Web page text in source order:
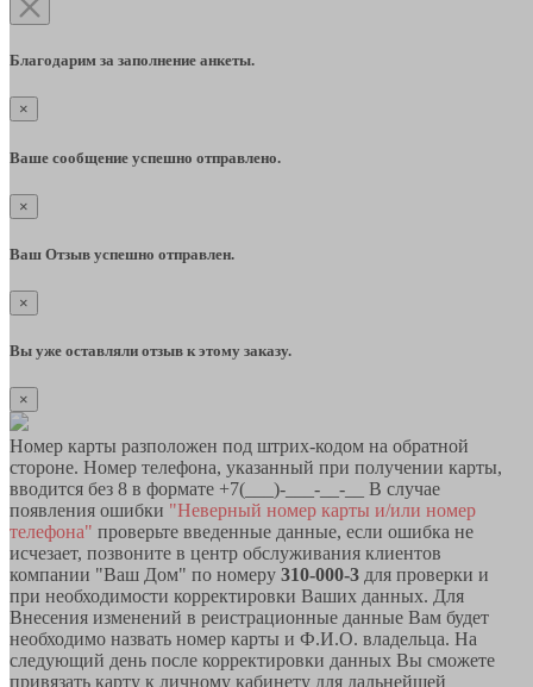
Благодарим за заполнение анкеты.
×
Ваше сообщение успешно отправлено.
×
Ваш Отзыв успешно отправлен.
×
Вы уже оставляли отзыв к этому заказу.
×
Номер карты разположен под штрих-кодом на обратной
стороне. Номер телефона, указанный при получении карты,
вводится без 8 в формате +7(___)-___-__-__ В случае
появления ошибки "Неверный номер карты и/или номер
телефона" проверьте введенные данные, если ошибка не
исчезает, позвоните в центр обслуживания клиентов
компании "Ваш Дом" по номеру 310-000-3 для проверки и
при необходимости корректировки Ваших данных. Для
Внесения изменений в реистрационные данные Вам будет
необходимо назвать номер карты и Ф.И.О. владельца. На
следующий день после корректировки данных Вы сможете
привязать карту к личному кабинету для дальнейшей